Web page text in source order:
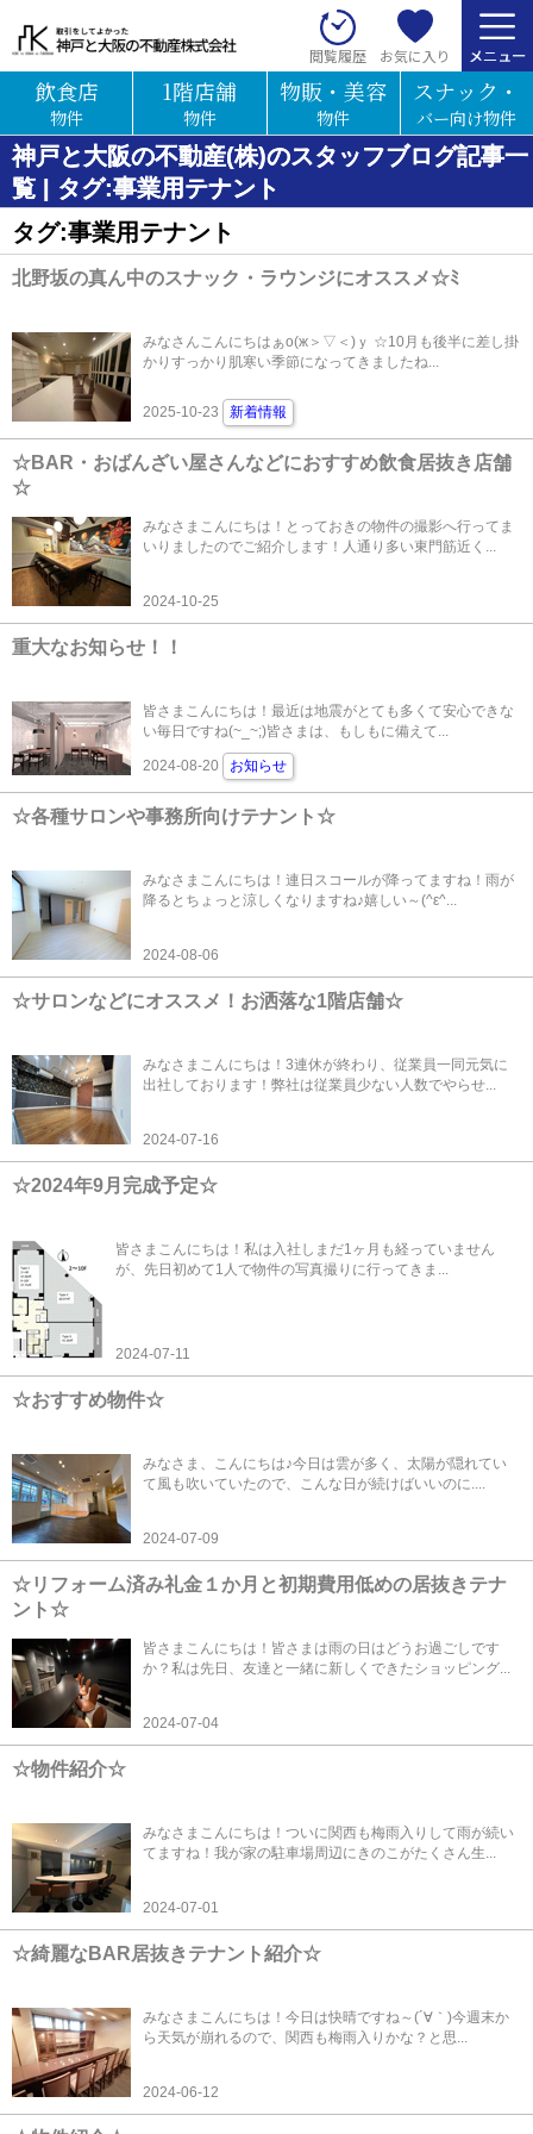
閲覧履歴 お気に入り
飲食店
物件
1階店舗
物件
物販・美容
物件
スナック・
バー向け物件
神戸と大阪の不動産(株)のスタッフブログ記事一
覧 | タグ:事業用テナント
タグ:事業用テナント
北野坂の真ん中のスナック・ラウンジにオススメ☆ﾐ
みなさんこんにちはぁо(ж＞▽＜)ｙ ☆10月も後半に差し掛
かりすっかり肌寒い季節になってきましたね...
2025-10-23 新着情報
☆BAR・おばんざい屋さんなどにおすすめ飲食居抜き店舗
☆
みなさまこんにちは！とっておきの物件の撮影へ行ってま
いりましたのでご紹介します！人通り多い東門筋近く...
2024-10-25
重大なお知らせ！！
皆さまこんにちは！最近は地震がとても多くて安心できな
い毎日ですね(~_~;)皆さまは、もしもに備えて...
2024-08-20 お知らせ
☆各種サロンや事務所向けテナント☆
みなさまこんにちは！連日スコールが降ってますね！雨が
降るとちょっと涼しくなりますね♪嬉しい～(^ε^...
2024-08-06
☆サロンなどにオススメ！お洒落な1階店舗☆
みなさまこんにちは！3連休が終わり、従業員一同元気に
出社しております！弊社は従業員少ない人数でやらせ...
2024-07-16
☆2024年9月完成予定☆
皆さまこんにちは！私は入社しまだ1ヶ月も経っていません
が、先日初めて1人で物件の写真撮りに行ってきま...
2024-07-11
☆おすすめ物件☆
みなさま、こんにちは♪今日は雲が多く、太陽が隠れてい
て風も吹いていたので、こんな日が続けばいいのに....
2024-07-09
☆リフォーム済み礼金１か月と初期費用低めの居抜きテナ
ント☆
皆さまこんにちは！皆さまは雨の日はどうお過ごしです
か？私は先日、友達と一緒に新しくできたショッピング...
2024-07-04
☆物件紹介☆
みなさまこんにちは！ついに関西も梅雨入りして雨が続い
てますね！我が家の駐車場周辺にきのこがたくさん生...
2024-07-01
☆綺麗なBAR居抜きテナント紹介☆
みなさまこんにちは！今日は快晴ですね～(´∀｀)今週末か
ら天気が崩れるので、関西も梅雨入りかな？と思...
2024-06-12